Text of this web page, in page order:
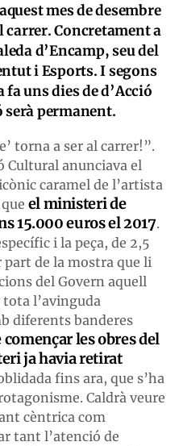
mes de desembre
Concretament a
d’Encamp, seu del
i Esports. I segons
uns dies de d’Acció
permanent.
torna a ser al carrer!”.
Cultural anunciava el
caramel de l’artista
el ministeri de
15.000 euros el 2017.
i la peça, de 2,5
part de la mostra que li
del Govern aquell
l’avinguda
diferents banderes
començar les obres del
ja havia retirat
fins ara, que s’ha
Caldrà veure
cèntrica com
tant l’atenció de